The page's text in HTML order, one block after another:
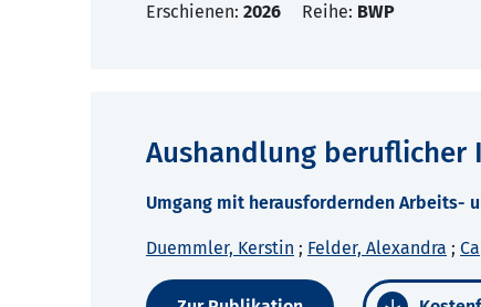
Erschienen: 2026 Reihe: BWP
Aushandlung
Umgang mit herausfordernden Arbeits-
Duemmler, Kerstin ; Felder, Alexandra ;